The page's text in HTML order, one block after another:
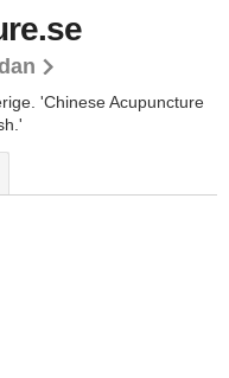
'Chinese Acupuncture